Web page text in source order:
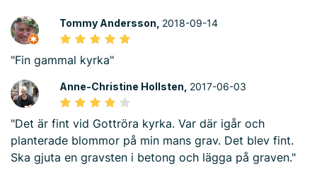
Tommy Andersson, 2018-09-14
"Fin gammal kyrka"
Anne-Christine Hollsten, 2017-06-03
"Det är fint vid Gottröra kyrka. Var där igår och
planterade blommor på min mans grav. Det blev fint.
Ska gjuta en gravsten i betong och lägga på graven."